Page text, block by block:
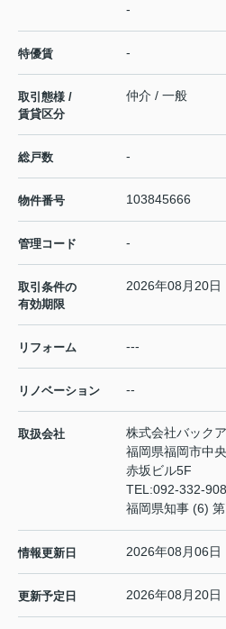
-
特優賃 -
取引態様 /
賃貸区分
仲介 / 一般
総戸数 -
物件番号 103845666
管理コード -
取引条件の
有効期限
2026年08月20日
リフォーム ---
リノベーション --
取扱会社
株式会社バック
福岡県福岡市中
赤坂ビル5F
TEL:092-332-
福岡県知事 (6)
情報更新日 2026年08月06日
更新予定日 2026年08月20日